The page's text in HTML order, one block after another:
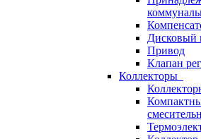
Дисковый
Привод
Клапан
Коллекторы